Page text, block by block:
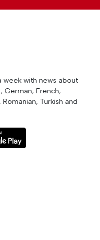
with news about
German, French,
Romanian, Turkish and